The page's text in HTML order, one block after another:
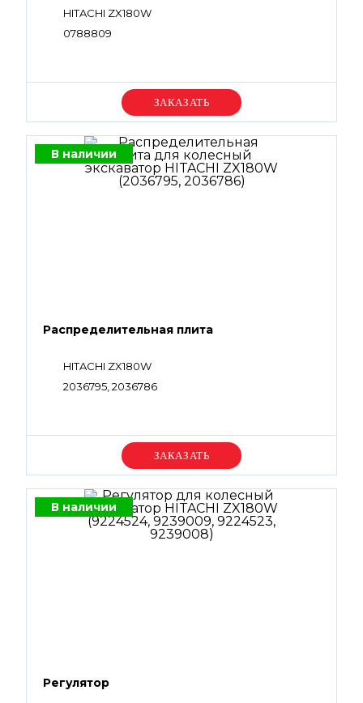
HITACHI ZX180W
0788809
Уточняйте цену
В наличии
Распределительная плита
HITACHI ZX180W
2036795, 2036786
Уточняйте цену
В наличии
Регулятор